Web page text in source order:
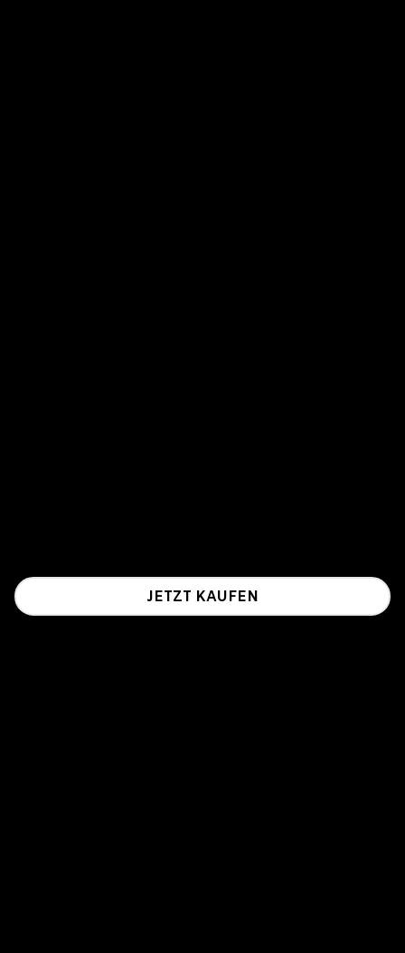
JETZT KAUFEN